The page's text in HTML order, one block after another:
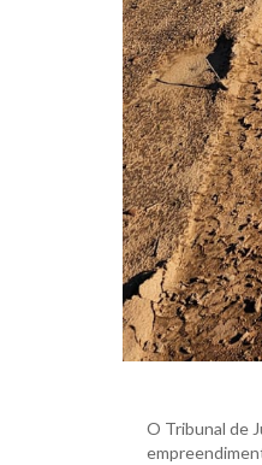
O Tribunal de